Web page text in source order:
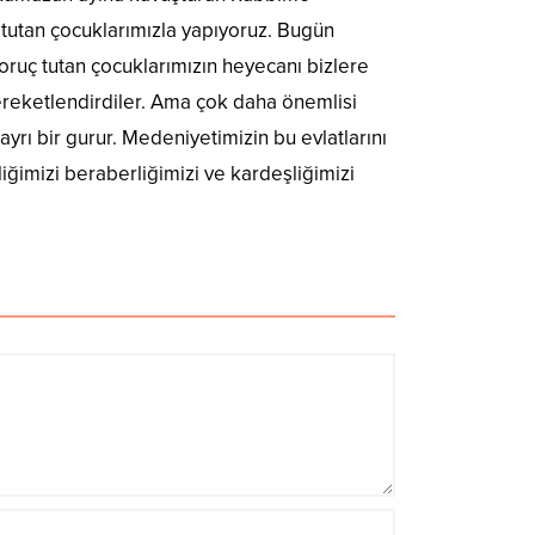
çocuklarımızla yapıyoruz. Bugün
tutan çocuklarımızın heyecanı bizlere
Ama çok daha önemlisi
bir gurur. Medeniyetimizin bu evlatlarını
beraberliğimizi ve kardeşliğimizi